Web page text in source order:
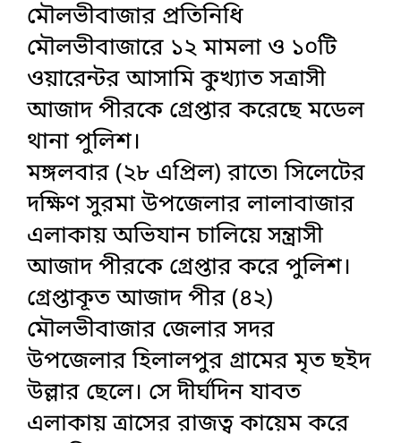
মৌলভীবাজার প্রতিনিধি
মৌলভীবাজারে ১২ মামলা ও ১০টি
ওয়ারেন্টর আসামি কুখ্যাত সত্রাসী
আজাদ পীরকে গ্রেপ্তার করেছে মডেল
থানা পুলিশ।
মঙ্গলবার (২৮ এপ্রিল) রাতে৷ সিলেটের
দক্ষিণ সুরমা উপজেলার লালাবাজার
এলাকায় অভিযান চালিয়ে সন্ত্রাসী
আজাদ পীরকে গ্রেপ্তার করে পুলিশ।
গ্রেপ্তাকূত আজাদ পীর (৪২)
মৌলভীবাজার জেলার সদর
উপজেলার হিলালপুর গ্রামের মৃত ছইদ
উল্লার ছেলে। সে দীর্ঘদিন যাবত
এলাকায় ত্রাসের রাজত্ব কায়েম করে